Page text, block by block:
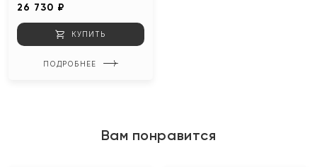
26 730 ₽
КУПИТЬ
ПОДРОБНЕЕ
Вам понравится